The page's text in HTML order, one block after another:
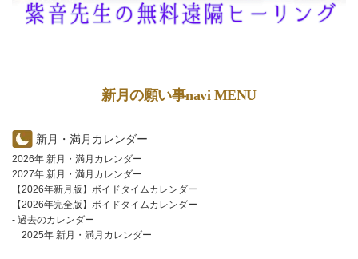
新月の願い事navi MENU
新月・満月カレンダー
2026年 新月・満月カレンダー
2027年 新月・満月カレンダー
【2026年新月版】ボイドタイムカレンダー
【2026年完全版】ボイドタイムカレンダー
- 過去のカレンダー
2025年 新月・満月カレンダー